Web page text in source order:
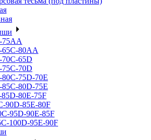
75АА
65С-80АА
65D
70D
75D-70E
80D-75E
80E-75F
90D-85E-80F
95D-90E-85F
100D-95E-90F